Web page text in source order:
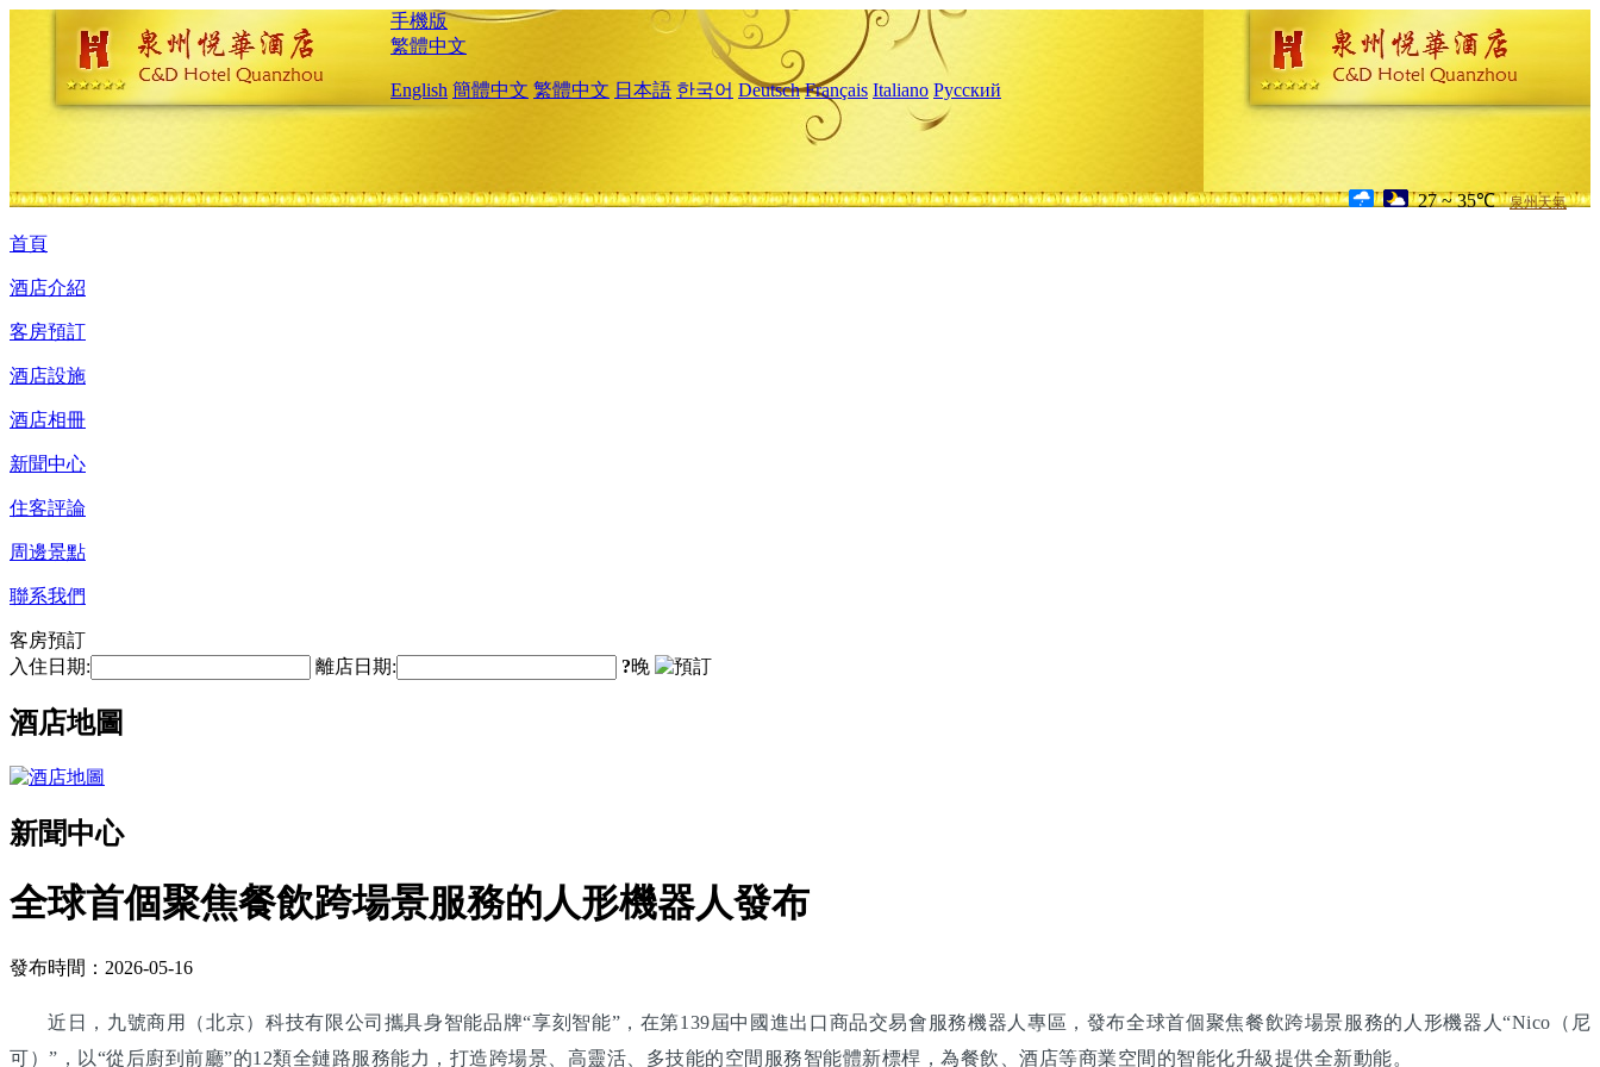
手機版
繁體中文
English 簡體中文 繁體中文 日本語 한국어 Deutsch Français Italiano Русский
27 ~ 35℃ 泉州天氣
首頁
酒店介紹
客房預訂
酒店設施
酒店相冊
新聞中心
住客評論
周邊景點
聯系我們
客房預訂
入住日期:
離店日期: ?晚
酒店地圖
新聞中心
全球首個聚焦餐飲跨場景服務的人形機器人發布
發布時間：2026-05-16
近日，九號商用（北京）科技有限公司攜具身智能品牌“享刻智能”，在第139屆中國進出口商品交易會服務機器人專區，發布全球首個聚焦餐飲跨場景服務的人形機器人“Nico（尼
可）”，以“從后廚到前廳”的12類全鏈路服務能力，打造跨場景、高靈活、多技能的空間服務智能體新標桿，為餐飲、酒店等商業空間的智能化升級提供全新動能。